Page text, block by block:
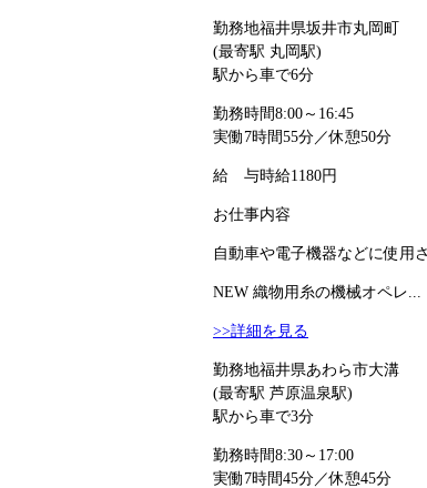
勤務地福井県坂井市丸岡町
(最寄駅 丸岡駅)
駅から車で6分
勤務時間8:00～16:45
実働7時間55分／休憩50分
給 与時給1180円
お仕事内容
自動車や電子機器などに使用
NEW 織物用糸の機械オペレ...
>>詳細を見る
勤務地福井県あわら市大溝
(最寄駅 芦原温泉駅)
駅から車で3分
勤務時間8:30～17:00
実働7時間45分／休憩45分